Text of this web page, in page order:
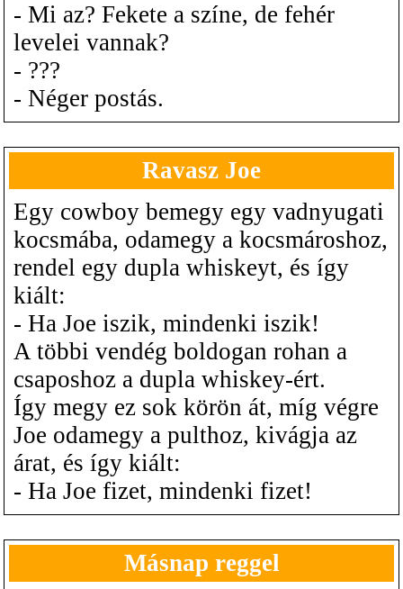
- Mi az? Fekete a színe, de fehér
levelei vannak?
- ???
- Néger postás.
Ravasz Joe
Egy cowboy bemegy egy vadnyugati
kocsmába, odamegy a kocsmároshoz,
rendel egy dupla whiskeyt, és így
kiált:
- Ha Joe iszik, mindenki iszik!
A többi vendég boldogan rohan a
csaposhoz a dupla whiskey-ért.
Így megy ez sok körön át, míg végre
Joe odamegy a pulthoz, kivágja az
árat, és így kiált:
- Ha Joe fizet, mindenki fizet!
Másnap reggel